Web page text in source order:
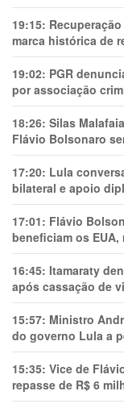
19:15:
marca histórica de
19:02: PGR
por associação
18:26: Silas
Flávio Bolsonaro
17:20: Lula
bilateral e apoio
17:01: Flávio
beneficiam os
16:45: Itamaraty
após cassação de
15:57: Ministro
do governo Lula a
15:35: Vice de
repasse de R$ 6